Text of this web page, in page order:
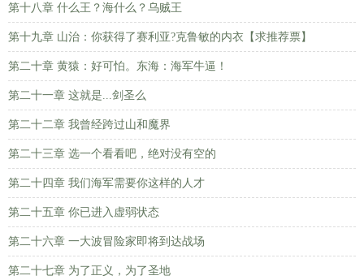
第十八章 什么王？海什么？乌贼王
第十九章 山治：你获得了赛利亚?克鲁敏的内衣【求推荐票】
第二十章 黄猿：好可怕。东海：海军牛逼！
第二十一章 这就是...剑圣么
第二十二章 我曾经跨过山和魔界
第二十三章 选一个看看吧，绝对没有空的
第二十四章 我们海军需要你这样的人才
第二十五章 你已进入虚弱状态
第二十六章 一大波冒险家即将到达战场
第二十七章 为了正义，为了圣地